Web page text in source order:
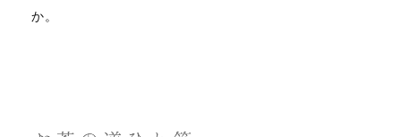
か。